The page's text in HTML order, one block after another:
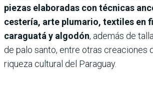
piezas elaboradas con técnicas
cestería, arte plumario, textiles en
caraguatá y algodón, además de
de palo santo, entre otras creaciones
riqueza cultural del Paraguay.